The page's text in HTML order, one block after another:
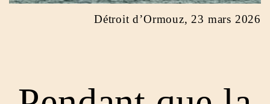
Détroit d’Ormouz, 23 mars 2026